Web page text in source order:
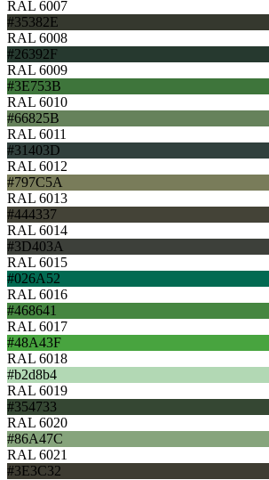
RAL 6007
#35382E
RAL 6008
#26392F
RAL 6009
#3E753B
RAL 6010
#66825B
RAL 6011
#31403D
RAL 6012
#797C5A
RAL 6013
#444337
RAL 6014
#3D403A
RAL 6015
#026A52
RAL 6016
#468641
RAL 6017
#48A43F
RAL 6018
#b2d8b4
RAL 6019
#354733
RAL 6020
#86A47C
RAL 6021
#3E3C32